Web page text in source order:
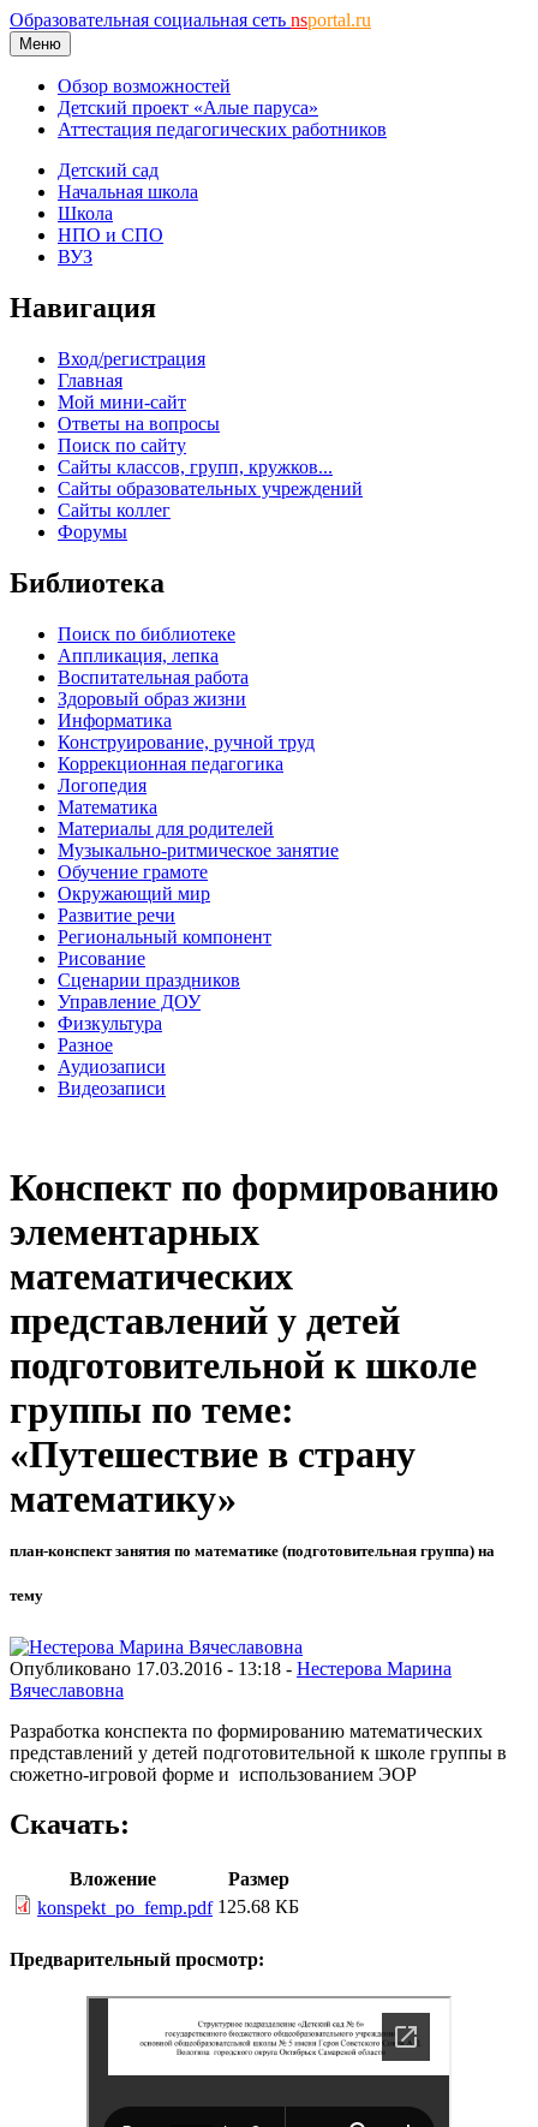
Образовательная социальная сеть nsportal.ru
Меню
Обзор возможностей
Детский проект «Алые паруса»
Аттестация педагогических работников
Детский сад
Начальная школа
Школа
НПО и СПО
ВУЗ
Навигация
Вход/регистрация
Главная
Мой мини-сайт
Ответы на вопросы
Поиск по сайту
Сайты классов, групп, кружков...
Сайты образовательных учреждений
Сайты коллег
Форумы
Библиотека
Поиск по библиотеке
Аппликация, лепка
Воспитательная работа
Здоровый образ жизни
Информатика
Конструирование, ручной труд
Коррекционная педагогика
Логопедия
Математика
Материалы для родителей
Музыкально-ритмическое занятие
Обучение грамоте
Окружающий мир
Развитие речи
Региональный компонент
Рисование
Сценарии праздников
Управление ДОУ
Физкультура
Разное
Аудиозаписи
Видеозаписи
Конспект по формированию
элементарных
математических
представлений у детей
подготовительной к школе
группы по теме:
«Путешествие в страну
математику»
план-конспект занятия по математике (подготовительная группа) на
тему
Опубликовано 17.03.2016 - 13:18 - Нестерова Марина
Вячеславовна
Разработка конспекта по формированию математических
представлений у детей подготовительной к школе группы в
сюжетно-игровой форме и использованием ЭОР
Скачать:
Вложение
Размер
konspekt_po_femp.pdf 125.68 КБ
Предварительный просмотр: